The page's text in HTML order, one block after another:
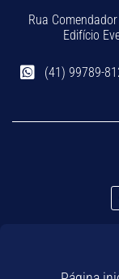
Rua
Edifício
(41) 99789-